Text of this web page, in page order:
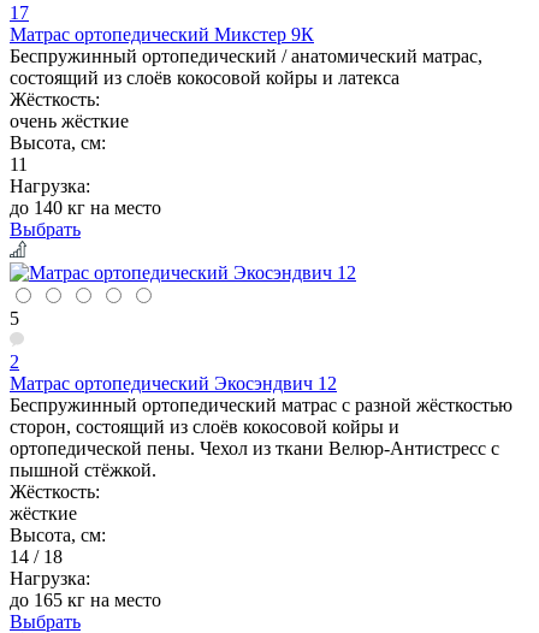
17
Матрас ортопедический Микстер 9К
Беспружинный ортопедический / анатомический матрас,
состоящий из слоёв кокосовой койры и латекса
Жёсткость:
очень жёсткие
Высота, см:
11
Нагрузка:
до 140 кг на место
Выбрать
5
2
Матрас ортопедический Экосэндвич 12
Беспружинный ортопедический матрас с разной жёсткостью
сторон, состоящий из слоёв кокосовой койры и
ортопедической пены. Чехол из ткани Велюр-Антистресс с
пышной стёжкой.
Жёсткость:
жёсткие
Высота, см:
14 / 18
Нагрузка:
до 165 кг на место
Выбрать